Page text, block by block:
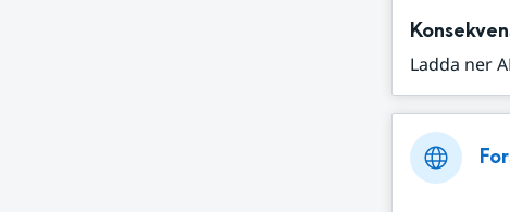
Ladda ner